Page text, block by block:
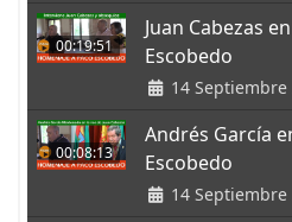
00:19:51
Juan Cabezas
Escobedo
14 Septiembre
00:08:13
Andrés García
Escobedo
14 Septiembre